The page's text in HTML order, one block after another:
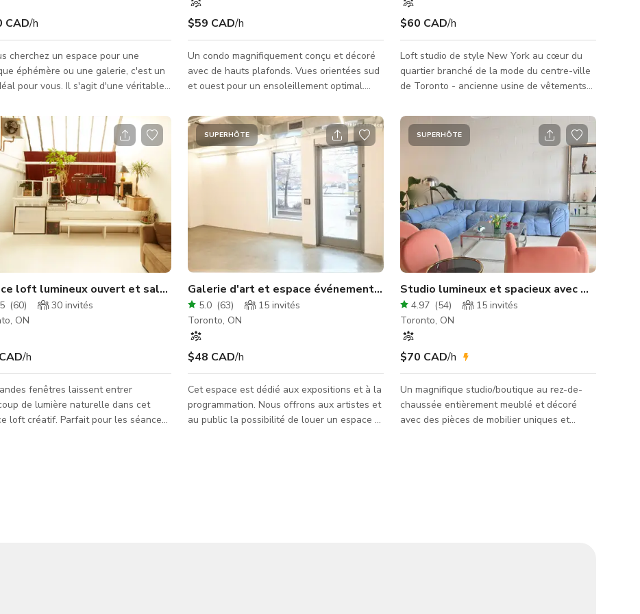
CAD/h
cherchez un espace pour une
éphémère ou une galerie, c'est un
pour vous. Il s'agit d'une véritable
Un espace propre et moderne
une grande pièce et deux pièces
La pièce arrière donne sur une
Planifiez votre événement
extérieur de rêve dans cet oasis
L'extérieur du bâtiment est
blanche, propre et moderne.
intérieur comprend u
$59 CAD/h
Un condo magnifiquement conçu et décoré
avec de hauts plafonds. Vues orientées sud
et ouest pour un ensoleillement optimal.
activités suivantes : séance photo, tournage,
interview, réunion professionnelle/informelle
en petit groupe, etc. Absolument pas de
fêtes. À quelques pas du Stackt Market.
Chemin de fer, pont et tour CN à quelques
pas du condo pour des opportunités
photo/film supplémentaires.
$60 CAD/h
Loft studio de style New York au cœur du
quartier branché de la mode du centre-ville
de Toronto - ancienne usine de vêtements
briques/poutres/planchers en bois dur,
plafond de 12 pieds ; peut être configuré
avec tables/chaises pour réunions de
groupe/séminaires/salles de classe, ou laissé
ouvert pour des séances photo et autres
projets créatifs ; utilisation d'équipements
photo (fonds, éclairage) disponible à des
tarifs très raisonnables.
loft lumineux ouvert et salle de réunion
(60) 30 invités
ON
/h
fenêtres laissent entrer
de lumière naturelle dans cet
loft créatif. Parfait pour les séances
SUPERHÔTE
Galerie d'art et espace événementiel au centre-ville de Toronto
5.0 (63) 15 invités
Toronto, ON
$48 CAD/h
Cet espace est dédié aux expositions et à la
programmation. Nous offrons aux artistes et
au public la possibilité de louer un espace à
SUPERHÔTE
Studio lumineux et spacieux avec
4.97 (54) 15 invités
Toronto, ON
$70 CAD/h
Un magnifique studio/boutique au rez-de-
chaussée entièrement meublé et décoré
avec des pièces de mobilier uniques et